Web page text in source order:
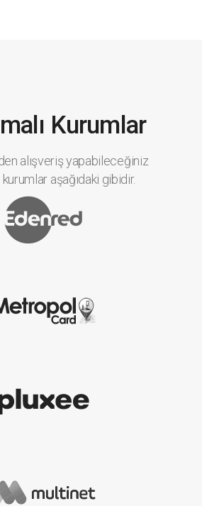
Kurumlar
alışveriş yapabileceğiniz
kurumlar aşağıdaki gibidir.